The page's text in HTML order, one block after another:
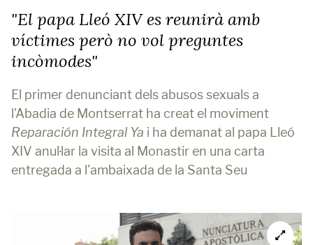
"El papa Lleó XIV es reunirà amb
víctimes però no vol preguntes
incòmodes"
El primer denunciant dels abusos sexuals a
l'Abadia de Montserrat ha creat el moviment
Reparación Integral Ya i ha demanat al papa Lleó
XIV anul·lar la visita al Monastir en una carta
entregada a l'ambaixada de la Santa Seu